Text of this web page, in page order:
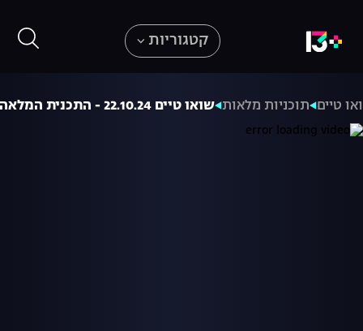
קטגוריות
טיים תוכניות מלאות שואו טיים 22.10.24 - התכנית המלאה